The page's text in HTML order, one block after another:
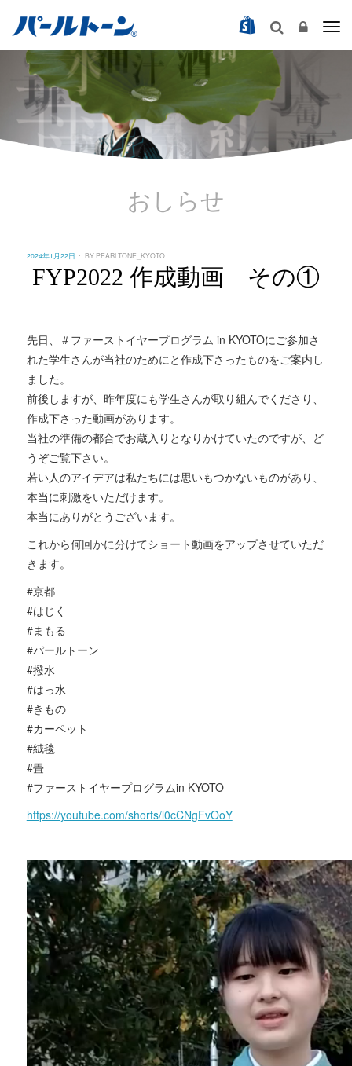
おしらせ
POSTED
2024年1月22日 BY PEARLTONE_KYOTO
FYP2022 作成動画 その①
先日、＃ファーストイヤープログラム in KYOTOにご参加さ
れた学生さんが当社のためにと作成下さったものをご案内し
ました。
前後しますが、昨年度にも学生さんが取り組んでくださり、
作成下さった動画があります。
当社の準備の都合でお蔵入りとなりかけていたのですが、ど
うぞご覧下さい。
若い人のアイデアは私たちには思いもつかないものがあり、
本当に刺激をいただけます。
本当にありがとうございます。
これから何回かに分けてショート動画をアップさせていただ
きます。
#京都
#はじく
#まもる
#パールトーン
#撥水
#はっ水
#きもの
#カーペット
#絨毯
#畳
#ファーストイヤープログラムin KYOTO
https://youtube.com/shorts/l0cCNgFvOoY